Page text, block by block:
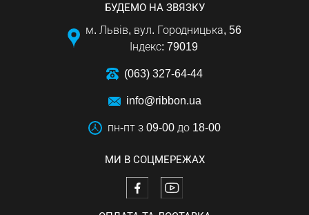
БУДЕМО НА ЗВЯЗКУ
м. Львів, вул. Городницька, 56
Індекс: 79019
(063) 327-64-44
info@ribbon.ua
пн-пт з 09-00 до 18-00
МИ В СОЦМЕРЕЖАХ